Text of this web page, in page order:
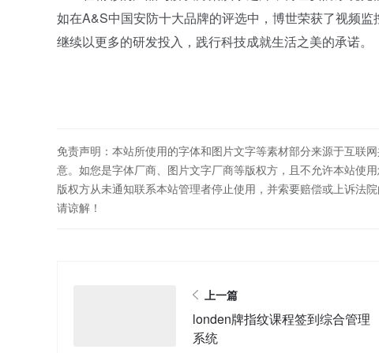
如在A&S中国安防十大品牌的评选中，博世荣获了视频
继续以更多的研发投入，践行科技成就生活之美的承诺。
免责声明：本站所使用的字体和图片文字等素材部分来源于互联
意。如您是字体厂商、图片文字厂商等版权方，且不允许本站使
版权方从未通知联系本站管理者停止使用，并索要赔偿或上诉法
请谅解！
上一篇
londen牌指纹课程签到综合管理
系统